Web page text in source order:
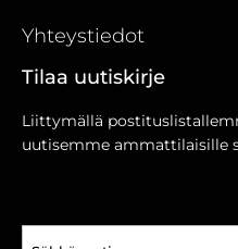
Yhteystiedot
Tilaa uutiskirje
Liittymällä
uutisemme ammattilaisille